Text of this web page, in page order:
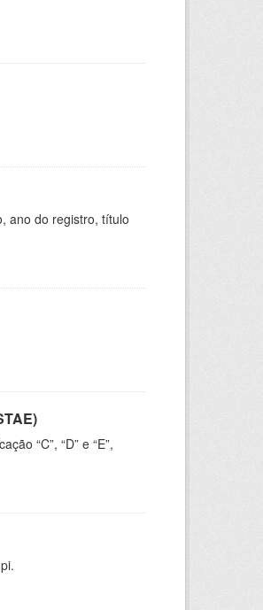
ano do registro, título
“C”, “D” e “E”,